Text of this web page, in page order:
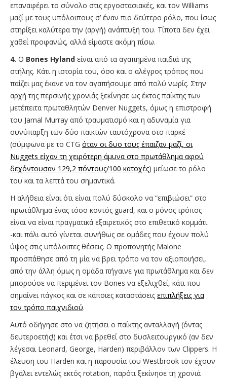
επαναφέρει το σύνολο στις εργοστασιακές, και τον Williams
μαζί με τους υπόλοιπους σ’ έναν πιο δεύτερο ρόλο, που ίσως
στηρίξει καλύτερα την (αργή) ανάπτυξή του. Τίποτα δεν έχει
χαθεί προφανώς, αλλά είμαστε ακόμη πίσω.
4. O Bones Hyland είναι από τα αγαπημένα παιδιά της
στήλης. Κάτι η ιστορία του, όσο και ο αλέγρος τρόπος που
παίζει μας έκανε να τον αγαπήσουμε από πολύ νωρίς. Στην
αρχή της περσινής χρονιάς ξεκίνησε ως έκτος παίκτης των
μετέπειτα πρωταθλητών Denver Nuggets, όμως η επιστροφή
του Jamal Murray από τραυματισμό και η αδυναμία για
συνύπαρξη των δύο παικτών ταυτόχρονα στο παρκέ
(σύμφωνα με το CTG όταν οι δυο τους έπαιζαν μαζί, οι
Nuggets είχαν τη χειρότερη άμυνα στο πρωτάθλημα αφού
δεχόντουσαν 129,2 πόντους/100 κατοχές) μείωσε το ρόλο
του και τα λεπτά του σημαντικά.
Η αλήθεια είναι ότι είναι πολύ δύσκολο να “επιβιώσει” στο
πρωτάθλημα ένας τόσο κοντός guard, και ο μόνος τρόπος
είναι να είναι πραγματικά εξαιρετικός στο επιθετικό κομμάτι
-και πάλι αυτό γίνεται συνήθως σε ομάδες που έχουν πολύ
ύψος στις υπόλοιπες θέσεις. O προπονητής Malone
προσπάθησε από τη μία να βρει τρόπο να τον αξιοποιήσει,
από την άλλη όμως η ομάδα πήγαινε για πρωτάθλημα και δεν
μπορούσε να περιμένει τον Bones να εξελιχθεί, κάτι που
σημαίνει πάγκος και σε κάποιες καταστάσεις επιπλήξεις για
τον τρόπο παιχνιδιού.
Αυτό οδήγησε στο να ζητήσει ο παίκτης ανταλλαγή (όντας
δευτεροετής!) και έτσι να βρεθεί στο δυσλειτουργικό (αν δεν
λέγεσαι Leonard, George, Harden) περιβάλλον των Clippers. H
έλευση του Harden και η παρουσία του Westbrook τον έχουν
βγάλει εντελώς εκτός rotation, παρότι ξεκίνησε τη χρονιά